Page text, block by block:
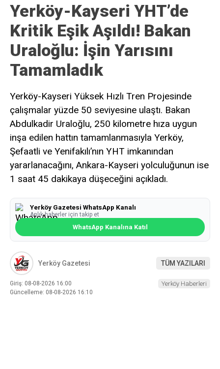
Yerköy-Kayseri YHT’de
Kritik Eşik Aşıldı! Bakan
Uraloğlu: İşin Yarısını
Tamamladık
Yerköy-Kayseri Yüksek Hızlı Tren Projesinde
çalışmalar yüzde 50 seviyesine ulaştı. Bakan
Abdulkadir Uraloğlu, 250 kilometre hıza uygun
inşa edilen hattın tamamlanmasıyla Yerköy,
Şefaatli ve Yenifakılı’nın YHT imkanından
yararlanacağını, Ankara-Kayseri yolculuğunun ise
1 saat 45 dakikaya düşeceğini açıkladı.
Yerköy Gazetesi WhatsApp Kanalı
Anlık haberler için takip et
WhatsApp Kanalına Katıl
Yerköy Gazetesi TÜM YAZILARI
Giriş: 08-08-2026 16:00
Güncelleme: 08-08-2026 16:10
Yerköy Haberleri